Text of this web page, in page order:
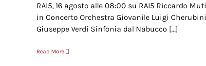
RAI5, 16 agosto alle 08:00 su RAI5 Riccardo Muti
in Concerto Orchestra Giovanile Luigi Cherubini
Giuseppe Verdi Sinfonia dal Nabucco [...]
Read More